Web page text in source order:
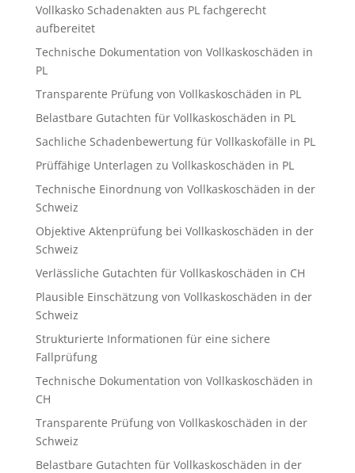
Vollkasko Schadenakten aus PL fachgerecht
aufbereitet
Technische Dokumentation von Vollkaskoschäden in
PL
Transparente Prüfung von Vollkaskoschäden in PL
Belastbare Gutachten für Vollkaskoschäden in PL
Sachliche Schadenbewertung für Vollkaskofälle in PL
Prüffähige Unterlagen zu Vollkaskoschäden in PL
Technische Einordnung von Vollkaskoschäden in der
Schweiz
Objektive Aktenprüfung bei Vollkaskoschäden in der
Schweiz
Verlässliche Gutachten für Vollkaskoschäden in CH
Plausible Einschätzung von Vollkaskoschäden in der
Schweiz
Strukturierte Informationen für eine sichere
Fallprüfung
Technische Dokumentation von Vollkaskoschäden in
CH
Transparente Prüfung von Vollkaskoschäden in der
Schweiz
Belastbare Gutachten für Vollkaskoschäden in der